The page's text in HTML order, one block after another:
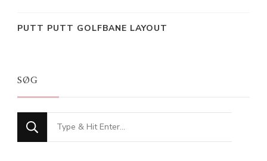
PUTT PUTT GOLFBANE LAYOUT
SØG
Looking
for